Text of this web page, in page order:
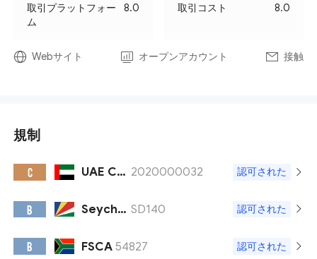
取引プラットフォー
ム
8.0 取引コスト 8.0
Webサイト オープンアカウント 接触
規制
C UAE CMA 2020000032 認可された
B Seychelles FSA SD140 認可された
B FSCA 54827 認可された